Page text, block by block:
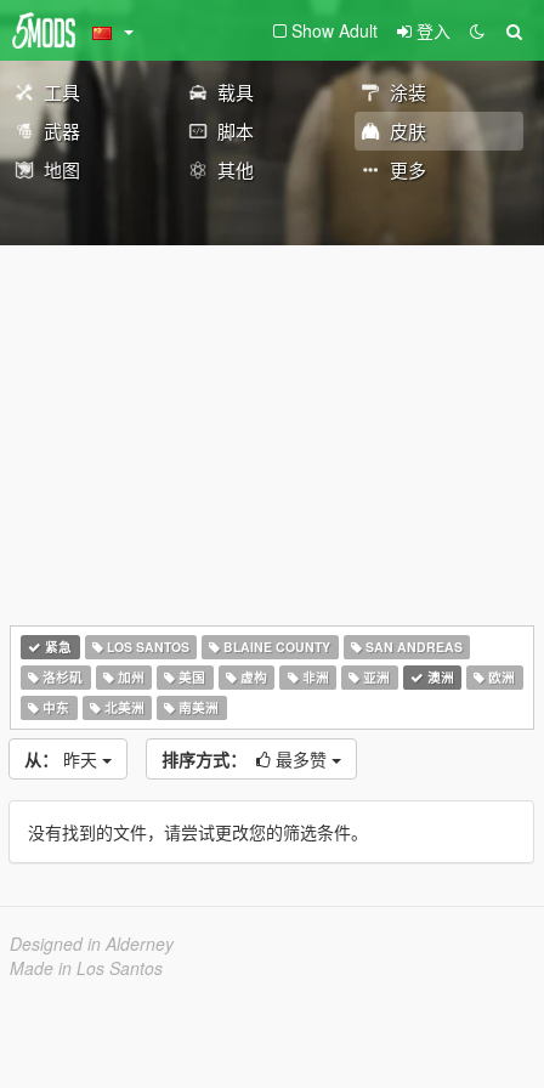
Show Adult 登入
工具 载具
涂装
武器
脚本
皮肤
地图
其他 更多
紧急 LOS SANTOS BLAINE COUNTY
SAN ANDREAS
洛杉矶
加州 美国 虚构 非洲 亚洲 澳洲
欧洲
中东
北美洲 南美洲
从： 昨天 排序方式： 最多赞
没有找到的文件，请尝试更改您的筛选条件。
Designed in Alderney
Made in Los Santos